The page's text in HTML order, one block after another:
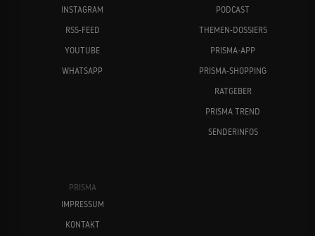
INSTAGRAM
RSS-FEED
YOUTUBE
WHATSAPP
PODCAST
THEMEN-DOSSIERS
PRISMA-APP
PRISMA-SHOPPING
RATGEBER
PRISMA TREND
SENDERINFOS
PRISMA
IMPRESSUM
KONTAKT